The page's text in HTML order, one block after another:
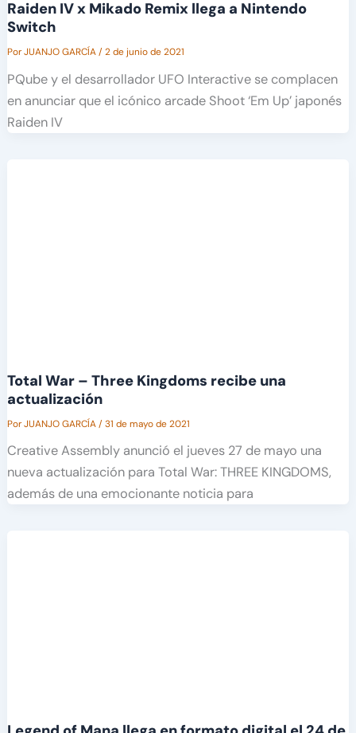
Raiden IV x Mikado Remix llega a Nintendo
Switch
PorJUANJO GARCÍA/2 de junio de 2021
PQube y el desarrollador UFO Interactive se complacen
en anunciar que el icónico arcade Shoot ‘Em Up’ japonés
Raiden IV
Total War – Three Kingdoms recibe una
actualización
PorJUANJO GARCÍA/31 de mayo de 2021
Creative Assembly anunció el jueves 27 de mayo una
nueva actualización para Total War: THREE KINGDOMS,
además de una emocionante noticia para